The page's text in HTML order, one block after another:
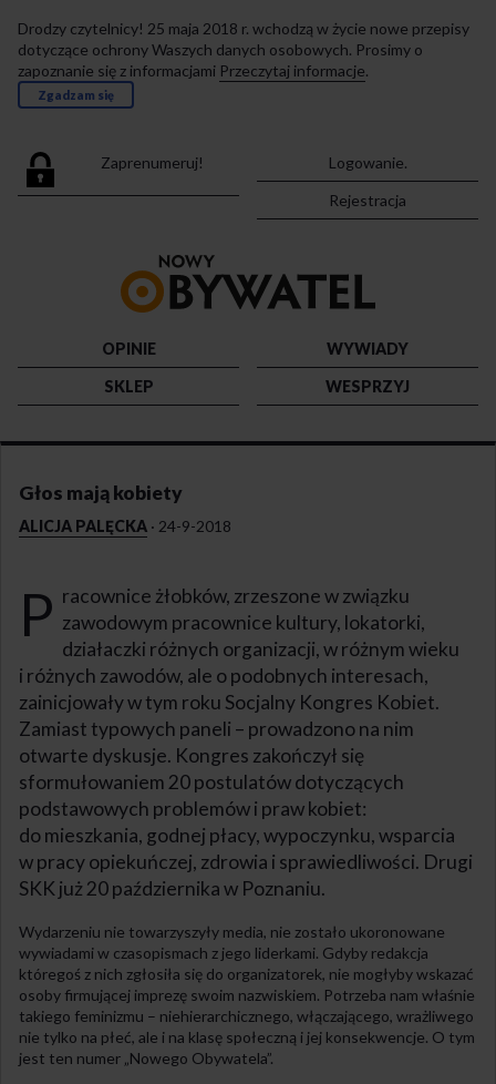
Drodzy czytelnicy! 25 maja 2018 r. wchodzą w życie nowe przepisy
dotyczące ochrony Waszych danych osobowych. Prosimy o
zapoznanie się z informacjami Przeczytaj informacje.
Zgadzam się
Zaprenumeruj!
Logowanie.
Rejestracja
strony
OPINIE
WYWIADY
SKLEP
WESPRZYJ
Głos mają kobiety
ALICJA PALĘCKA · 24-9-2018
P racownice żłobków, zrzeszone w związku
zawodowym pracownice kultury, lokatorki,
działaczki różnych organizacji, w różnym wieku
i różnych zawodów, ale o podobnych interesach,
zainicjowały w tym roku Socjalny Kongres Kobiet.
Zamiast typowych paneli – prowadzono na nim
otwarte dyskusje. Kongres zakończył się
sformułowaniem 20 postulatów dotyczących
podstawowych problemów i praw kobiet:
do mieszkania, godnej płacy, wypoczynku, wsparcia
w pracy opiekuńczej, zdrowia i sprawiedliwości. Drugi
SKK już 20 października w Poznaniu.
Wydarzeniu nie towarzyszyły media, nie zostało ukoronowane
wywiadami w czasopismach z jego liderkami. Gdyby redakcja
któregoś z nich zgłosiła się do organizatorek, nie mogłyby wskazać
osoby firmującej imprezę swoim nazwiskiem. Potrzeba nam właśnie
takiego feminizmu – niehierarchicznego, włączającego, wrażliwego
nie tylko na płeć, ale i na klasę społeczną i jej konsekwencje. O tym
jest ten numer „Nowego Obywatela”.